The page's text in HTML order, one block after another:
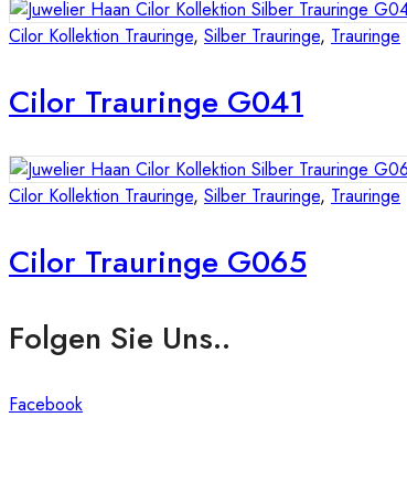
Cilor Kollektion Trauringe, Silber Trauringe, Trauringe
Cilor Trauringe G041
Cilor Kollektion Trauringe, Silber Trauringe, Trauringe
Cilor Trauringe G065
Folgen Sie Uns..
Facebook